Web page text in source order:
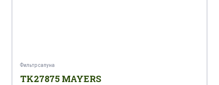
Фильтр сапуна
TK27875 MAYERS